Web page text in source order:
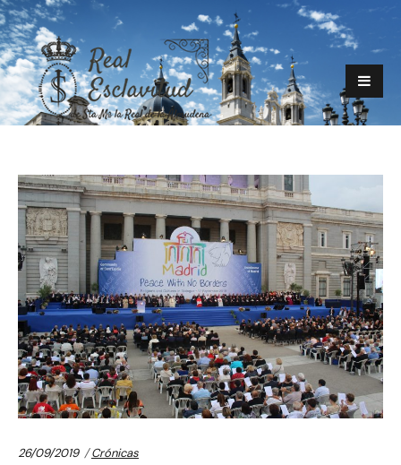
26/09/2019 Categories:
Crónicas